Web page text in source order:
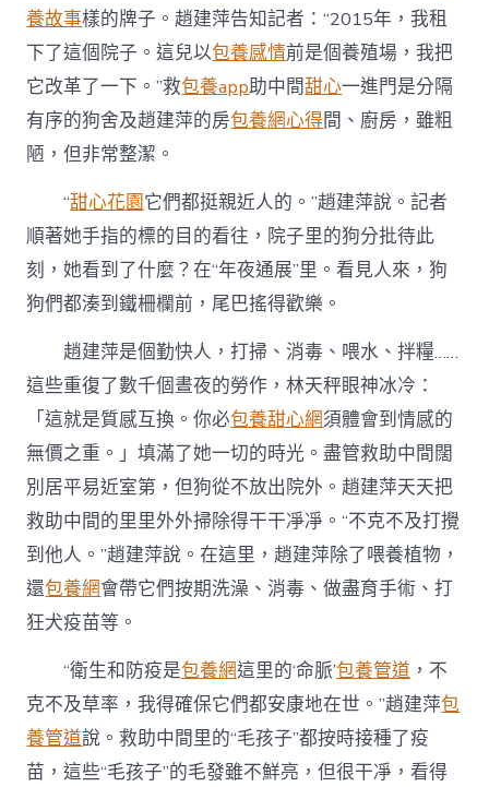
養故事樣的牌子。趙建萍告知記者：“2015年，我租
下了這個院子。這兒以包養感情前是個養殖場，我把
它改革了一下。”救包養app助中間甜心一進門是分隔
有序的狗舍及趙建萍的房包養網心得間、廚房，雖粗
陋，但非常整潔。
“甜心花園它們都挺親近人的。”趙建萍說。記者
順著她手指的標的目的看往，院子里的狗分批待此
刻，她看到了什麼？在“年夜通展”里。看見人來，狗
狗們都湊到鐵柵欄前，尾巴搖得歡樂。
趙建萍是個勤快人，打掃、消毒、喂水、拌糧……
這些重復了數千個晝夜的勞作，林天秤眼神冰冷：
「這就是質感互換。你必包養甜心網須體會到情感的
無價之重。」填滿了她一切的時光。盡管救助中間闊
別居平易近室第，但狗從不放出院外。趙建萍天天把
救助中間的里里外外掃除得干干凈凈。“不克不及打攪
到他人。”趙建萍說。在這里，趙建萍除了喂養植物，
還包養網會帶它們按期洗澡、消毒、做盡育手術、打
狂犬疫苗等。
“衛生和防疫是包養網這里的‘命脈’包養管道 ，不
克不及草率，我得確保它們都安康地在世。”趙建萍包
養管道說。救助中間里的“毛孩子”都按時接種了疫
苗，這些“毛孩子”的毛發雖不鮮亮，但很干凈，看得